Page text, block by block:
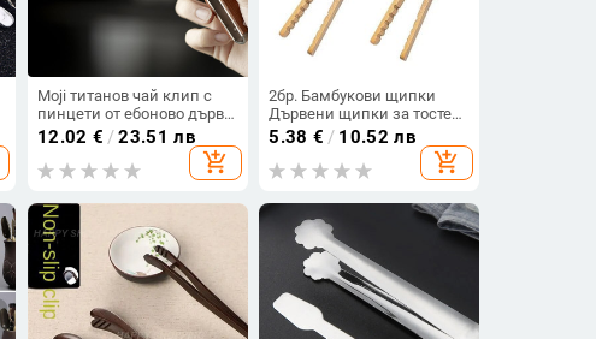
Moji титанов чай клип с
пинцети от ебоново дърво,
неплъзгащ се клип за
чаша за чай, инструменти
за приготвяне на чай и
церемония
12.02 € /23.51 лв
add_shopping_cart
2бр. Бамбукови щипки
Дървени щипки за тостер
за храна от естествен
бамбук Щипка за чай
Бамбукови пинсети за
препечени краставички
Кухненски щипки за
готвене на чай
5.38 € / 10.52 лв
add_shopping_cart